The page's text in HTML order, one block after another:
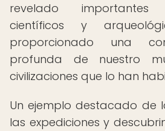
revelado importantes
científicos y
proporcionado una
profunda de nuestro
civilizaciones que lo han
Un ejemplo destacado de
las expediciones y